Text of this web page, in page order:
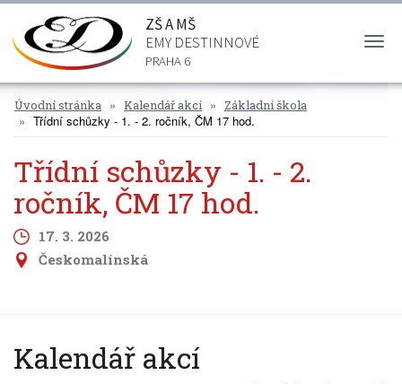
ZŠ A MŠ
EMY DESTINNOVÉ
PRAHA 6
Úvodní stránka Kalendář akcí Základní škola
Třídní schůzky - 1. - 2. ročník, ČM 17 hod.
Třídní schůzky - 1. - 2.
ročník, ČM 17 hod.
17. 3. 2026
Českomalínská
Kalendář akcí